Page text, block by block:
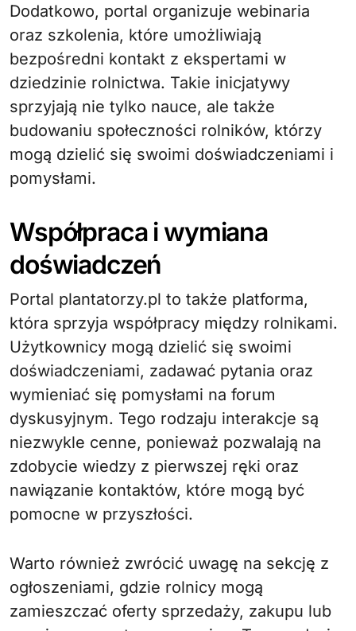
Dodatkowo, portal organizuje webinaria
oraz szkolenia, które umożliwiają
bezpośredni kontakt z ekspertami w
dziedzinie rolnictwa. Takie inicjatywy
sprzyjają nie tylko nauce, ale także
budowaniu społeczności rolników, którzy
mogą dzielić się swoimi doświadczeniami i
pomysłami.
Współpraca i wymiana
doświadczeń
Portal plantatorzy.pl to także platforma,
która sprzyja współpracy między rolnikami.
Użytkownicy mogą dzielić się swoimi
doświadczeniami, zadawać pytania oraz
wymieniać się pomysłami na forum
dyskusyjnym. Tego rodzaju interakcje są
niezwykle cenne, ponieważ pozwalają na
zdobycie wiedzy z pierwszej ręki oraz
nawiązanie kontaktów, które mogą być
pomocne w przyszłości.
Warto również zwrócić uwagę na sekcję z
ogłoszeniami, gdzie rolnicy mogą
zamieszczać oferty sprzedaży, zakupu lub